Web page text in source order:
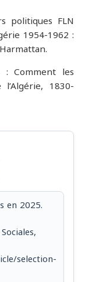
politiques FLN
1954-1962 :
: Comment les
1830-
en 2025.
selection-